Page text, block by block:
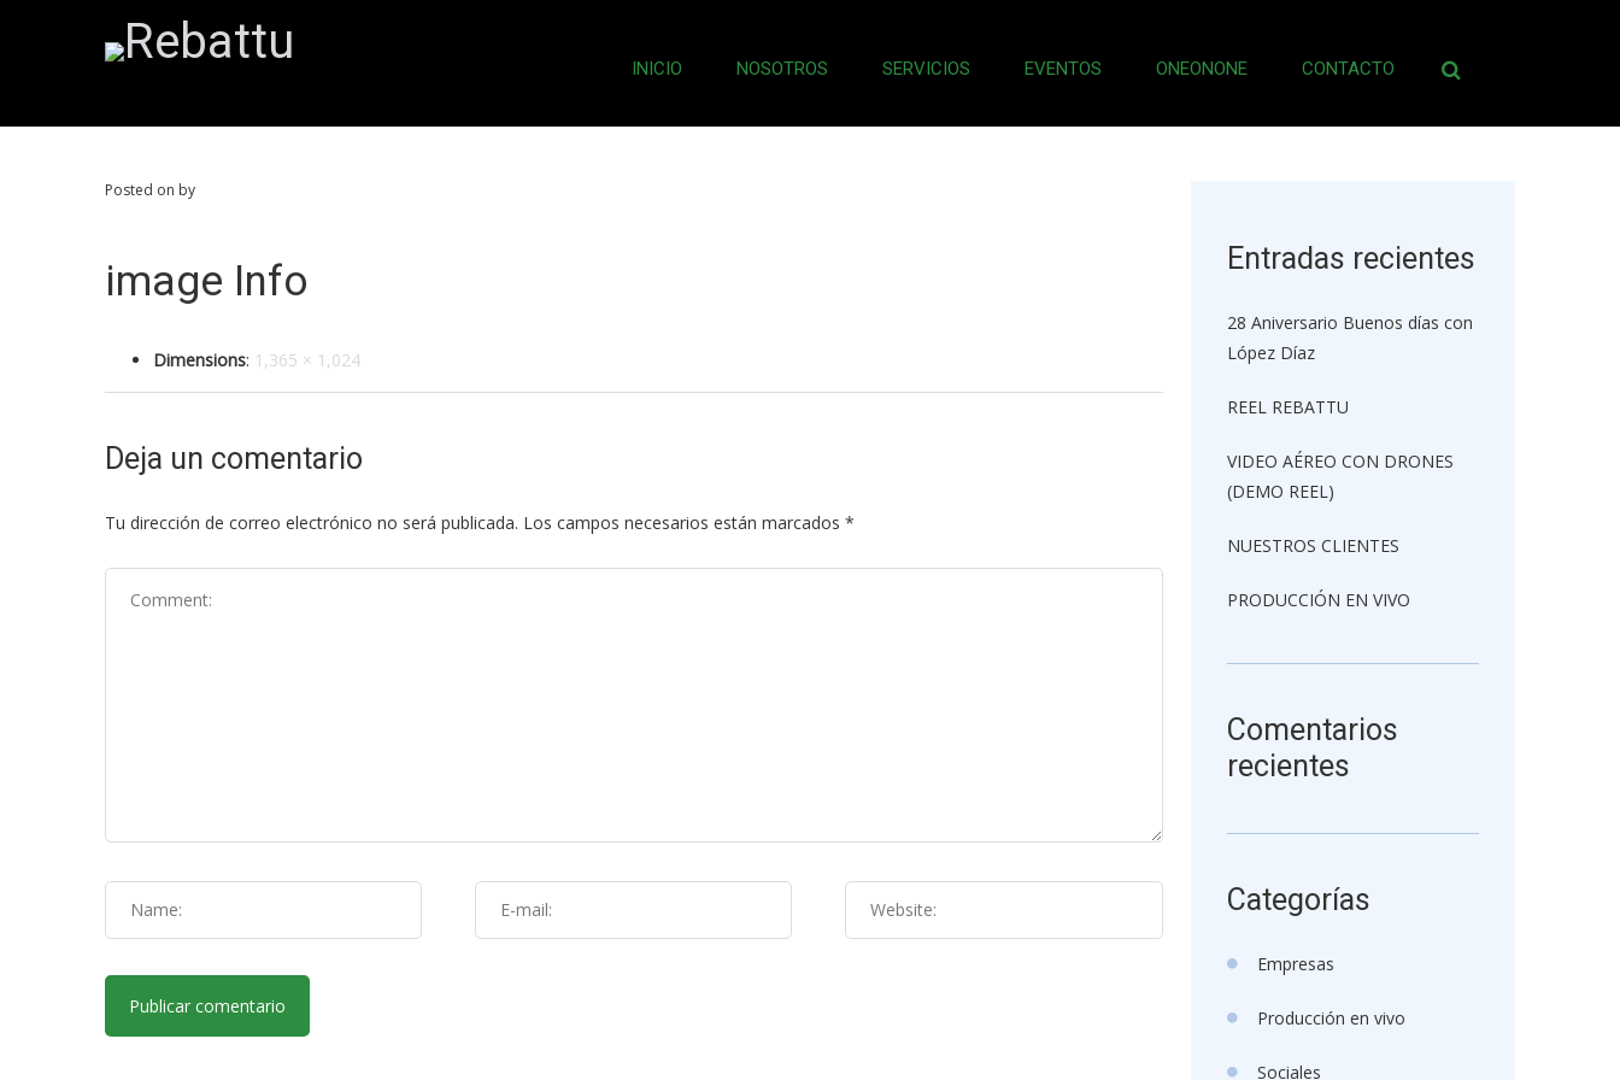
INICIO NOSOTROS SERVICIOS EVENTOS ONEONONE CONTACTO
Buscar:
Posted on by
image Info
Dimensions: 1,365 × 1,024
Deja un comentario
Tu dirección de correo electrónico no será publicada. Los campos necesarios están marcados *
Entradas recientes
28 Aniversario Buenos días con
López Díaz
REEL REBATTU
VIDEO AÉREO CON DRONES
(DEMO REEL)
NUESTROS CLIENTES
PRODUCCIÓN EN VIVO
Comentarios
recientes
Categorías
Empresas
Producción en vivo
Sociales